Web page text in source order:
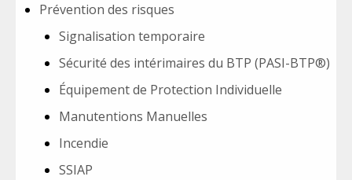
Prévention des risques
Signalisation temporaire
Sécurité des intérimaires du BTP (PASI-BTP®)
Équipement de Protection Individuelle
Manutentions Manuelles
Incendie
SSIAP